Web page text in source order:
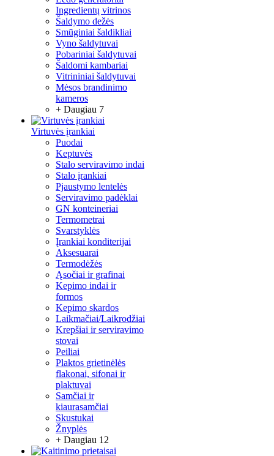
Ingredientų vitrinos
Šaldymo dežės
Smūginiai šaldikliai
Vyno šaldytuvai
Pobariniai šaldytuvai
Šaldomi kambariai
Vitrininiai šaldytuvai
Mėsos brandinimo
kameros
+ Daugiau 7
Virtuvės įrankiai
Puodai
Keptuvės
Stalo serviravimo indai
Stalo įrankiai
Pjaustymo lentelės
Serviravimo padėklai
GN konteineriai
Termometrai
Svarstyklės
Įrankiai konditerijai
Aksesuarai
Termodėžės
Ąsočiai ir grafinai
Kepimo indai ir
formos
Kepimo skardos
Laikmačiai/Laikrodžiai
Krepšiai ir serviravimo
stovai
Peiliai
Plaktos grietinėlės
flakonai, sifonai ir
plaktuvai
Samčiai ir
kiaurasamčiai
Skustukai
Žnyplės
+ Daugiau 12